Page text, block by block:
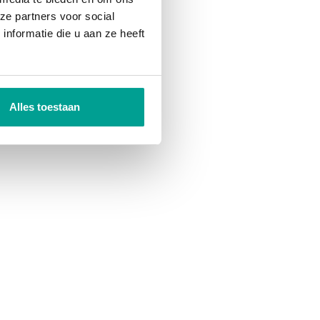
partners voor social
die u aan ze heeft
Alles toestaan